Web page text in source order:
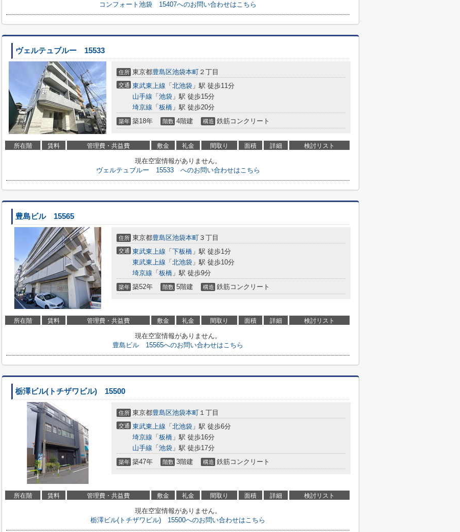
コンフォート池袋 15407へのお問い合わせはこちら
ヴェルテュブルー 15533
住所 東京都豊島区池袋本町 ２丁目
交通 東武東上線 「 北池袋 」駅 徒歩11分
山手線 「 池袋 」駅 徒歩15分
埼京線 「 板橋 」駅 徒歩20分
築年 築18年 階数 4階建 構造 鉄筋コンクリート
所在階 賃料 管理費・共益費 敷金 礼金 間取り 面積 詳細 検討リスト
現在空室情報がありません。
ヴェルテュブルー 15533 へのお問い合わせはこちら
豊島ビル 15565
住所 東京都豊島区池袋本町 ３丁目
交通 東武東上線 「 下板橋 」駅 徒歩1分
東武東上線 「 北池袋 」駅 徒歩10分
埼京線 「 板橋 」駅 徒歩9分
築年 築52年 階数 5階建 構造 鉄筋コンクリート
所在階 賃料 管理費・共益費 敷金 礼金 間取り 面積 詳細 検討リスト
現在空室情報がありません。
豊島ビル 15565へのお問い合わせはこちら
栃澤ビル(トチザワビル) 15500
住所 東京都豊島区池袋本町 １丁目
交通 東武東上線 「 北池袋 」駅 徒歩6分
埼京線 「 板橋 」駅 徒歩16分
山手線 「 池袋 」駅 徒歩17分
築年 築47年 階数 3階建 構造 鉄筋コンクリート
所在階 賃料 管理費・共益費 敷金 礼金 間取り 面積 詳細 検討リスト
現在空室情報がありません。
栃澤ビル(トチザワビル) 15500へのお問い合わせはこちら